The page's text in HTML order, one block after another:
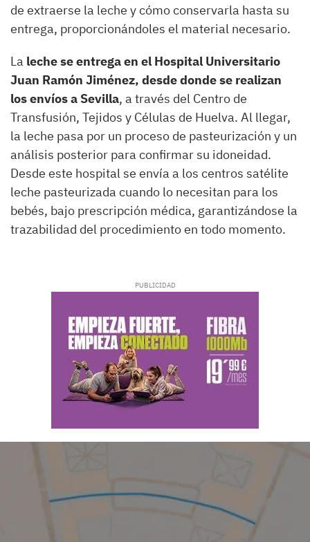
de extraerse la leche y cómo conservarla hasta su
entrega, proporcionándoles el material necesario.
La leche se entrega en el Hospital Universitario
Juan Ramón Jiménez, desde donde se realizan
los envíos a Sevilla, a través del Centro de
Transfusión, Tejidos y Células de Huelva. Al llegar,
la leche pasa por un proceso de pasteurización y un
análisis posterior para confirmar su idoneidad.
Desde este hospital se envía a los centros satélite
leche pasteurizada cuando lo necesitan para los
bebés, bajo prescripción médica, garantizándose la
trazabilidad del procedimiento en todo momento.